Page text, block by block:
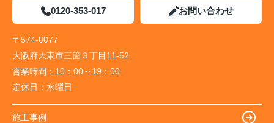
0120-353-017 お問い合わせ
〒574-0077
大阪府大東市三箇３丁目11-52
営業時間： 10：00～19：00
定休日： 水曜日
施工事例